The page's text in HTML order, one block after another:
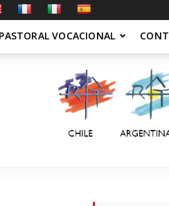
PASTORAL VOCACIONAL